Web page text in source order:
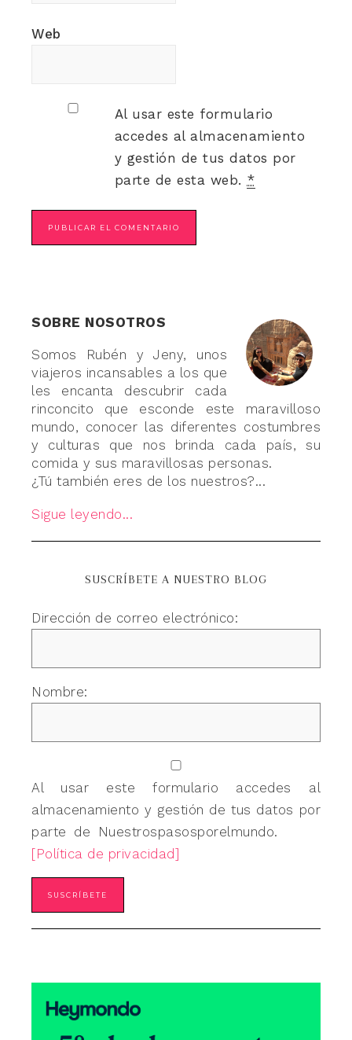
Web
Al usar este formulario
accedes al almacenamiento
y gestión de tus datos por
parte de esta web. *
SOBRE NOSOTROS
Somos Rubén y Jeny, unos
viajeros incansables a los que
les encanta descubrir cada
rinconcito que esconde este maravilloso
mundo, conocer las diferentes costumbres
y culturas que nos brinda cada país, su
comida y sus maravillosas personas.
¿Tú también eres de los nuestros?...
Sigue leyendo...
SUSCRÍBETE A NUESTRO BLOG
Dirección de correo electrónico:
Nombre:
Al usar este formulario accedes al
almacenamiento y gestión de tus datos por
parte de Nuestrospasosporelmundo.
[Política de privacidad]